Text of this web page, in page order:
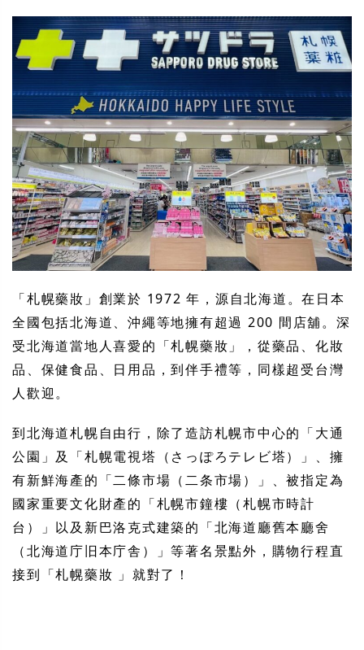
「札幌藥妝」創業於 1972 年，源自北海道。在日本
全國包括北海道、沖繩等地擁有超過 200 間店舖。深
受北海道當地人喜愛的「札幌藥妝」，從藥品、化妝
品、保健食品、日用品，到伴手禮等，同樣超受台灣
人歡迎。
到北海道札幌自由行，除了造訪札幌市中心的「大通
公園」及「札幌電視塔（さっぽろテレビ塔）」、擁
有新鮮海產的「二條市場（二条市場）」、被指定為
國家重要文化財產的「札幌市鐘樓（札幌市時計
台）」以及新巴洛克式建築的「北海道廳舊本廳舍
（北海道庁旧本庁舎）」等著名景點外，購物行程直
接到「札幌藥妝 」就對了！